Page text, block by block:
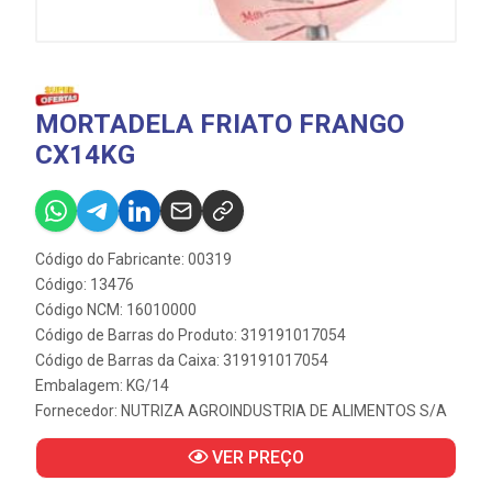
MORTADELA FRIATO FRANGO
CX14KG
Código do Fabricante: 00319
Código: 13476
Código NCM: 16010000
Código de Barras do Produto: 319191017054
Código de Barras da Caixa: 319191017054
Embalagem: KG/14
Fornecedor: NUTRIZA AGROINDUSTRIA DE ALIMENTOS S/A
VER PREÇO